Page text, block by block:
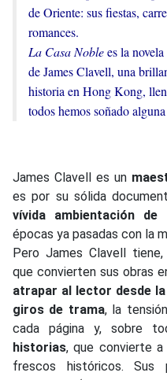
de Oriente: sus fiestas,
romances.
La Casa Noblees la
de James Clavell, una
historia en Hong Kong,
todos hemos soñado
James Clavell es un
es por su sólida
vívida ambientación de
épocas ya pasadas con la
Pero James Clavell
que convierten sus obras
atrapar al lector desde
giros de trama, la
cada página y, sobre
historias, que convierte a
frescos históricos. Sus